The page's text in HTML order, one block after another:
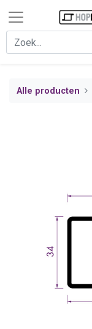
Alle producten